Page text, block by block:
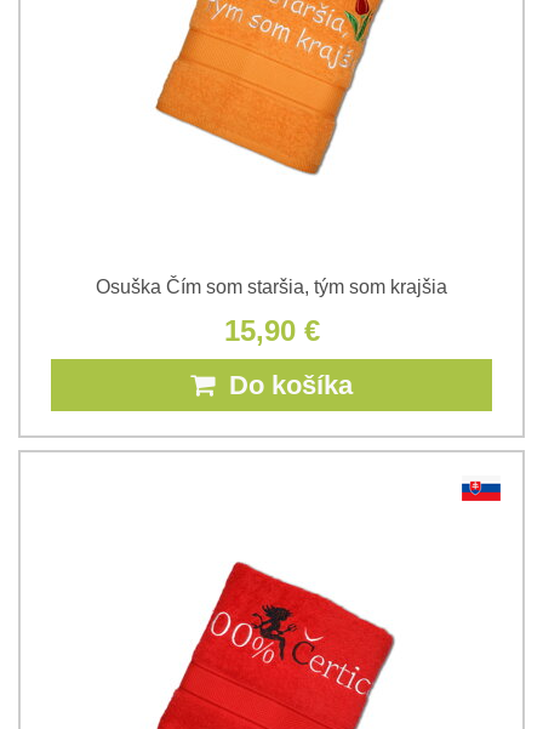
Osuška Čím som staršia, tým som krajšia
15,90 €
Do košíka